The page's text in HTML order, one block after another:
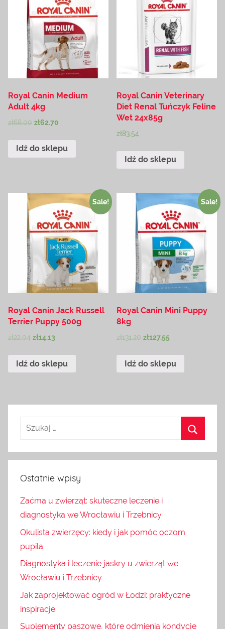
Royal Canin Medium
Adult 4kg
zł68.00 zł62.70
Idź do sklepu
Royal Canin Veterinary
Diet Renal Tuńczyk Feline
Wet 24x85g
zł83.54
Idź do sklepu
Sale!
Royal Canin Jack Russell
Terrier Puppy 500g
zł22.04 zł14.13
Idź do sklepu
Sale!
Royal Canin Mini Puppy
8kg
zł131.20 zł127.55
Idź do sklepu
Ostatnie wpisy
Zaćma u zwierząt: skuteczne leczenie i
diagnostyka we Wrocławiu i Trzebnicy
Okulista zwierzęcy: kiedy i jak pomóc oczom
pupila
Diagnostyka i leczenie jaskry u zwierząt we
Wrocławiu i Trzebnicy
Jak zaprojektować ogród w Łodzi: praktyczne
inspiracje
Suplementy paszowe, które odmienią kondycję